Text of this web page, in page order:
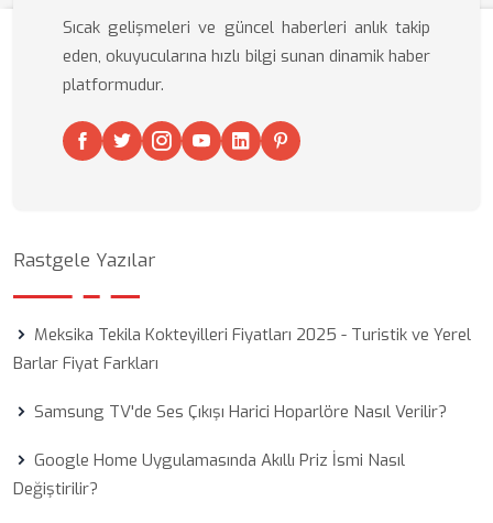
Sıcak gelişmeleri ve güncel haberleri anlık takip
eden, okuyucularına hızlı bilgi sunan dinamik haber
platformudur.
Rastgele Yazılar
Meksika Tekila Kokteyilleri Fiyatları 2025 - Turistik ve Yerel
Barlar Fiyat Farkları
Samsung TV'de Ses Çıkışı Harici Hoparlöre Nasıl Verilir?
Google Home Uygulamasında Akıllı Priz İsmi Nasıl
Değiştirilir?